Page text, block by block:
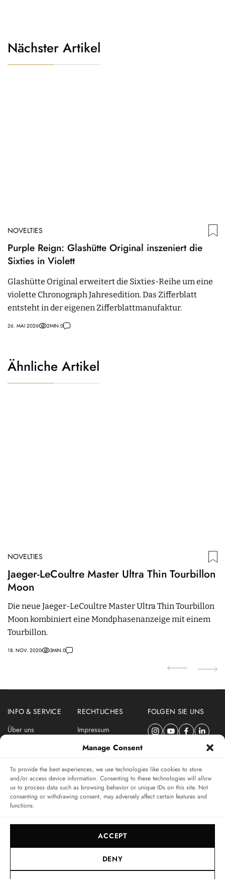
Manage Consent
To provide the best experiences, we use technologies like cookies to store
and/or access device information. Consenting to these technologies will allow
us to process data such as browsing behavior or unique IDs on this site. Not
consenting or withdrawing consent, may adversely affect certain features and
functions.
ACCEPT
DENY
Nächster Artikel
NOVELTIES
Purple Reign: Glashütte Original inszeniert die
Sixties in Violett
Glashütte Original erweitert die Sixties-Reihe um eine
violette Chronograph Jahresedition. Das Zifferblatt
entsteht in der eigenen Zifferblattmanufaktur.
26. MAI 2026 2MIN.0
Ähnliche Artikel
NOVELTIES
Jaeger-LeCoultre Master Ultra Thin Tourbillon
Moon
Die neue Jaeger-LeCoultre Master Ultra Thin Tourbillon
Moon kombiniert eine Mondphasenanzeige mit einem
Tourbillon.
18. NOV. 2020 3MIN.0
INFO & SERVICE
Über uns
RECHTLICHES
Impressum
Datenschutzerklärung
FOLGEN SIE UNS
ABONNIEREN SIE DEN SWISSWATCHES NEWSLETTER
Das unabhängige Magazin für Uhren-Connaisseurs
SUBSCRIBE